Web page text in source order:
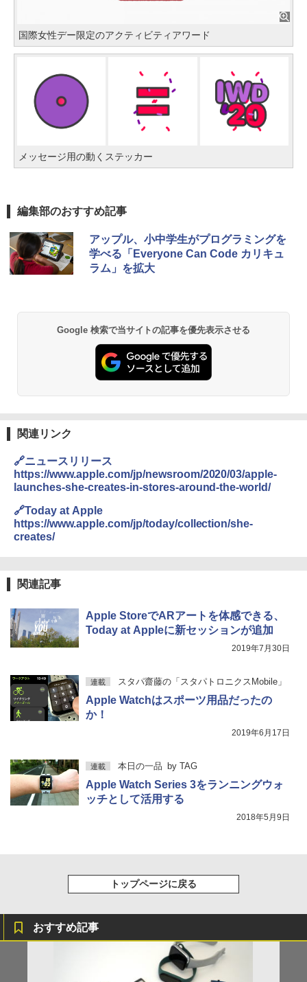
国際女性デー限定のアクティビティアワード
メッセージ用の動くステッカー
編集部のおすすめ記事
アップル、小中学生がプログラミングを
学べる「Everyone Can Code カリキュ
ラム」を拡大
Google 検索で当サイトの記事を優先表示させる
関連リンク
🔗ニュースリリース
https://www.apple.com/jp/newsroom/2020/03/apple-
launches-she-creates-in-stores-around-the-world/
🔗Today at Apple
https://www.apple.com/jp/today/collection/she-
creates/
関連記事
Apple StoreでARアートを体感できる、
Today at Appleに新セッションが追加
2019年7月30日
連載 スタパ齋藤の「スタパトロニクスMobile」
Apple Watchはスポーツ用品だったの
か！
2019年6月17日
連載 本日の一品 by TAG
Apple Watch Series 3をランニングウォ
ッチとして活用する
2018年5月9日
トップページに戻る
おすすめ記事